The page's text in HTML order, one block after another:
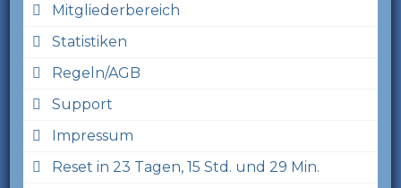
Mitgliederbereich
Statistiken
Regeln/AGB
Support
Impressum
Reset in 23 Tagen, 15 Std. und 29 Min.